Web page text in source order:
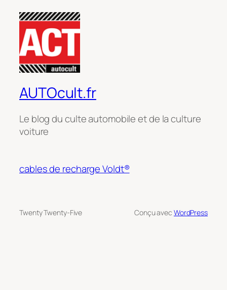
AUTOcult.fr
Le blog du culte automobile et de la culture
voiture
cables de recharge Voldt®
Twenty Twenty-Five Conçu avec WordPress